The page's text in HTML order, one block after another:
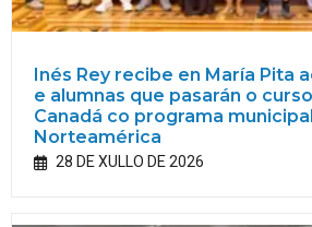
Inés Rey recibe en María Pita
e alumnas que pasarán o
Canadá co programa
Norteamérica
28 DE XULLO DE 2026